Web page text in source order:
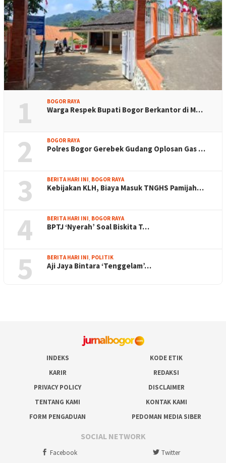
1 BOGOR RAYA
Warga Respek Bupati Bogor Berkantor di M…
2 BOGOR RAYA
Polres Bogor Gerebek Gudang Oplosan Gas …
3 BERITA HARI INI BOGOR RAYA
Kebijakan KLH, Biaya Masuk TNGHS Pamijah…
4 BERITA HARI INI BOGOR RAYA
BPTJ ‘Nyerah’ Soal Biskita T…
5 BERITA HARI INI POLITIK
Aji Jaya Bintara ‘Tenggelam’…
INDEKS
KODE ETIK
KARIR
REDAKSI
PRIVACY POLICY
DISCLAIMER
TENTANG KAMI
KONTAK KAMI
FORM PENGADUAN
PEDOMAN MEDIA SIBER
SOCIAL NETWORK
Facebook Twitter